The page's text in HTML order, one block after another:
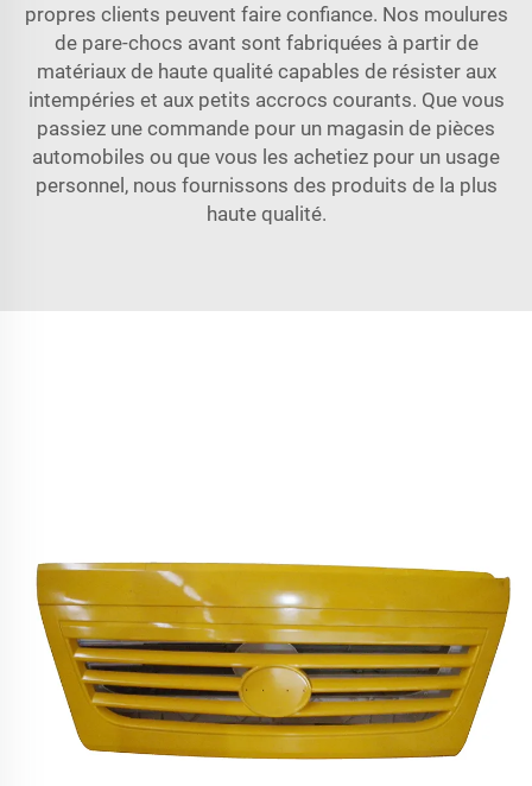
propres clients peuvent faire confiance. Nos moulures
de pare-chocs avant sont fabriquées à partir de
matériaux de haute qualité capables de résister aux
intempéries et aux petits accrocs courants. Que vous
passiez une commande pour un magasin de pièces
automobiles ou que vous les achetiez pour un usage
personnel, nous fournissons des produits de la plus
haute qualité.